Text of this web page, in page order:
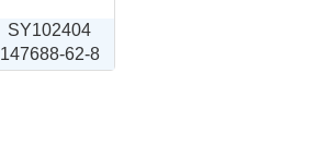
SY102404
147688-62-8